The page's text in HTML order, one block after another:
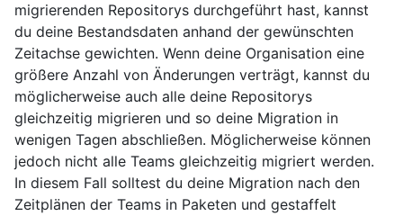
migrierenden Repositorys durchgeführt hast, kannst
du deine Bestandsdaten anhand der gewünschten
Zeitachse gewichten. Wenn deine Organisation eine
größere Anzahl von Änderungen verträgt, kannst du
möglicherweise auch alle deine Repositorys
gleichzeitig migrieren und so deine Migration in
wenigen Tagen abschließen. Möglicherweise können
jedoch nicht alle Teams gleichzeitig migriert werden.
In diesem Fall solltest du deine Migration nach den
Zeitplänen der Teams in Paketen und gestaffelt